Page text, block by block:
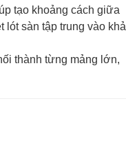
tạo khoảng cách giữa
lót sàn tập trung vào khả
thành từng mảng lớn,